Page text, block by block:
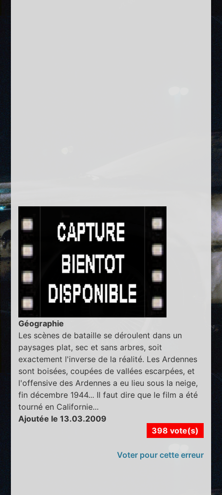
Géographie
Les scènes de bataille se déroulent dans un
paysages plat, sec et sans arbres, soit
exactement l'inverse de la réalité. Les Ardennes
sont boisées, coupées de vallées escarpées, et
l'offensive des Ardennes a eu lieu sous la neige,
fin décembre 1944... Il faut dire que le film a été
tourné en Californie...
Ajoutée le 13.03.2009
398 vote(s)
Voter pour cette erreur